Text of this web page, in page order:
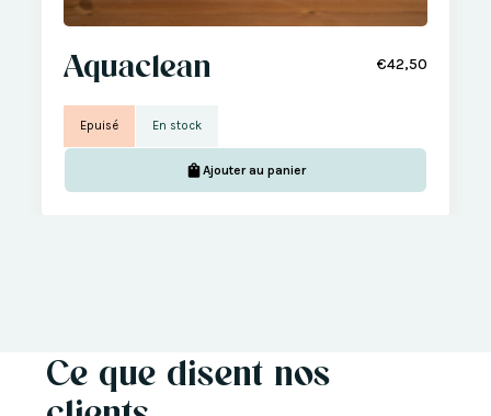
Aquaclean €42,50
Epuisé En stock
Ajouter au panier
Ce que disent nos